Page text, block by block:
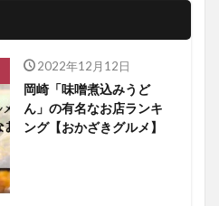
2022年12月12日
岡崎「味噌煮込みうど
ん」の有名なお店ランキ
ング【おかざきグルメ】